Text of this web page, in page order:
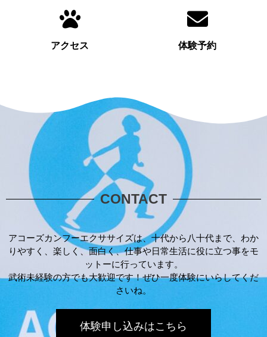
アクセス 体験予約
CONTACT
アコーズカンフーエクササイズは、十代から八十代まで、わか
りやすく、楽しく、面白く、仕事や日常生活に役に立つ事をモ
ットーに行っています。
武術未経験の方でも大歓迎です！ぜひ一度体験にいらしてくだ
さいね。
体験申し込みはこちら